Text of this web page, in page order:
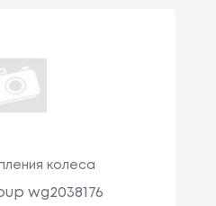
колеса
wg2038176